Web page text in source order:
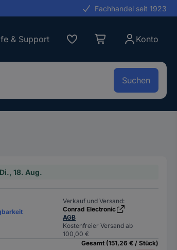
Fachhandel seit 1923
& Support Konto
Suchen
18. Aug.
Verkauf und Versand:
Conrad Electronic
AGB
Kostenfreier Versand ab
100,00 €
Gesamt (151,26 € / Stück)